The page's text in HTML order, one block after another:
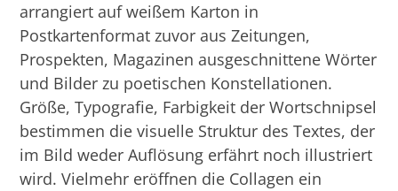
arrangiert auf weißem Karton in
Postkartenformat zuvor aus Zeitungen,
Prospekten, Magazinen ausgeschnittene Wörter
und Bilder zu poetischen Konstellationen.
Größe, Typografie, Farbigkeit der Wortschnipsel
bestimmen die visuelle Struktur des Textes, der
im Bild weder Auflösung erfährt noch illustriert
wird. Vielmehr eröffnen die Collagen ein